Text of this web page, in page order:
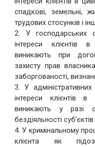
спадкові, земельні,
трудових стосунків і
2. У господарських
інтереси клієнтів
виникають при
захисту прав
заборгованості,
3. У
інтереси клієнтів в
виникають у разі
бездіяльності
4. У кримінальному
клієнта як